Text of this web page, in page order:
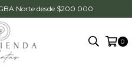
Norte desde $200.000
0